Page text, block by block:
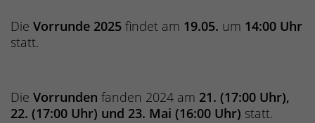
Die Vorrunde 2025 findet am 19.05. um 14:00 Uhr
statt.
Die Vorrunden fanden 2024 am 21. (17:00 Uhr),
22. (17:00 Uhr) und 23. Mai (16:00 Uhr) statt.